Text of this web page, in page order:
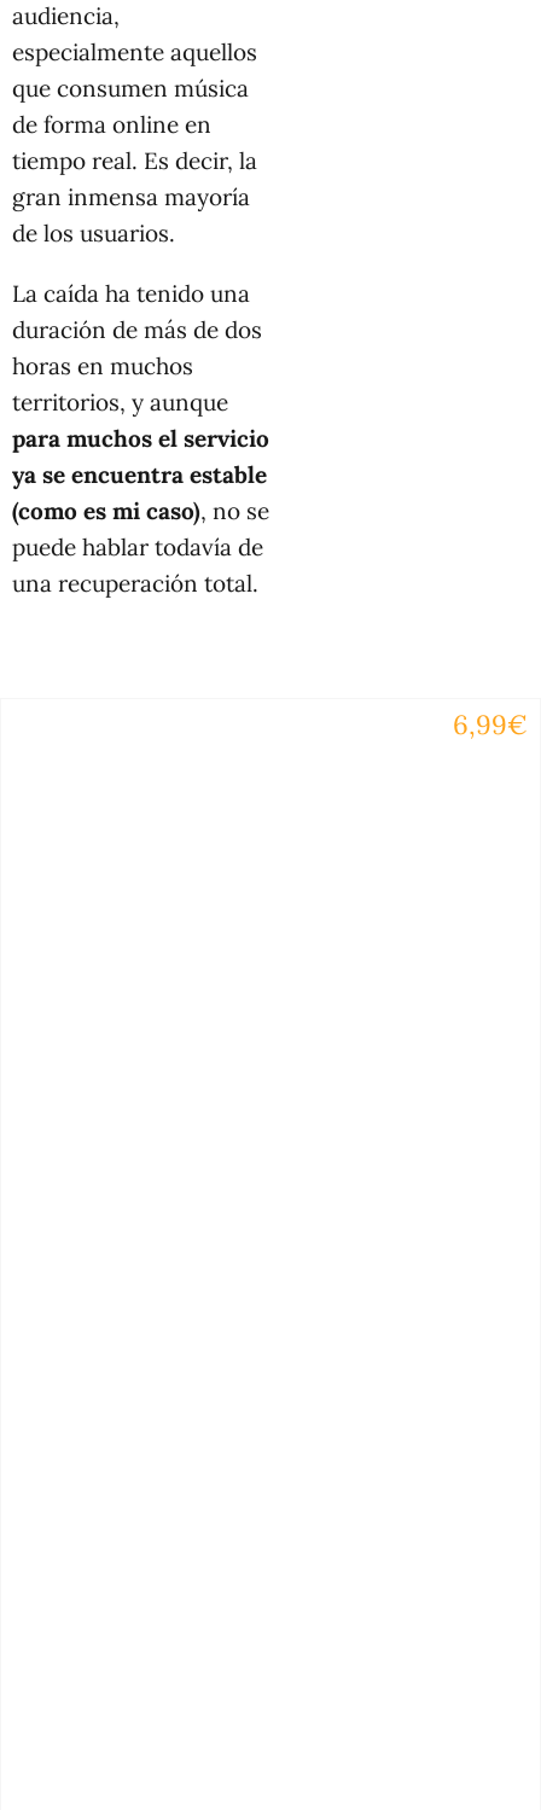
audiencia,
especialmente aquellos
que consumen música
de forma online en
tiempo real. Es decir, la
gran inmensa mayoría
de los usuarios.
La caída ha tenido una
duración de más de dos
horas en muchos
territorios, y aunque
para muchos el servicio
ya se encuentra estable
(como es mi caso), no se
puede hablar todavía de
una recuperación total.
6,99€